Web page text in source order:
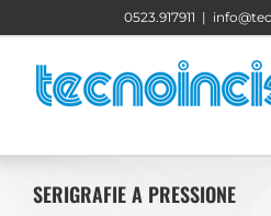
0523.917911 |
SERIGRAFIE A PRESSIONE